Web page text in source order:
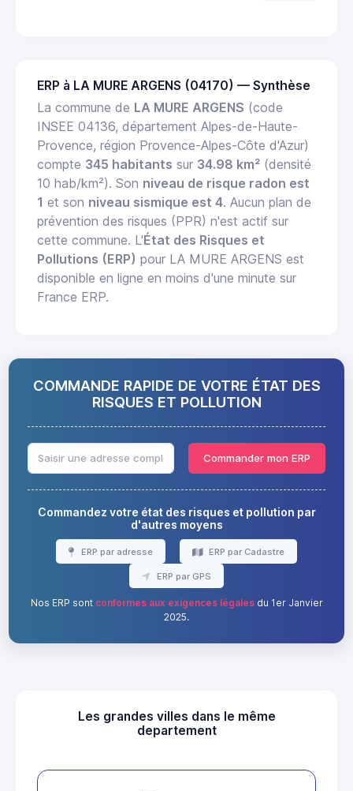
ERP à LA MURE ARGENS (04170) — Synthèse
La commune de LA MURE ARGENS (code
INSEE 04136, département Alpes-de-Haute-
Provence, région Provence-Alpes-Côte d'Azur)
compte 345 habitants sur 34.98 km² (densité
10 hab/km²). Son niveau de risque radon est
1 et son niveau sismique est 4. Aucun plan de
prévention des risques (PPR) n'est actif sur
cette commune. L'État des Risques et
Pollutions (ERP) pour LA MURE ARGENS est
disponible en ligne en moins d'une minute sur
France ERP.
COMMANDE RAPIDE DE VOTRE ÉTAT DES
RISQUES ET POLLUTION
Commander mon ERP
Commandez votre état des risques et pollution par
d'autres moyens
ERP par adresse ERP par Cadastre
ERP par GPS
Nos ERP sont conformes aux exigences légalesdu 1er Janvier
2025.
Les grandes villes dans le même
departement